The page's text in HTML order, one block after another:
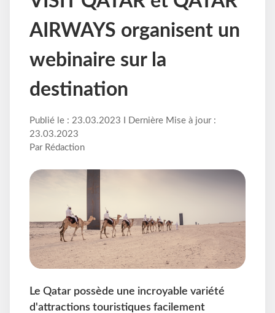
AIRWAYS organisent un
webinaire sur la
destination
Publié le : 23.03.2023 I Dernière Mise à jour :
23.03.2023
Par Rédaction
Le Qatar possède une incroyable variété
d'attractions touristiques facilement